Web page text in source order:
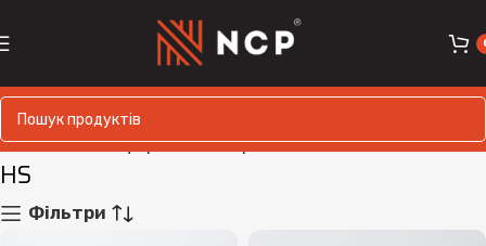
Головна Лакофарбові матеріали Лаки HS
HS
Фільтри